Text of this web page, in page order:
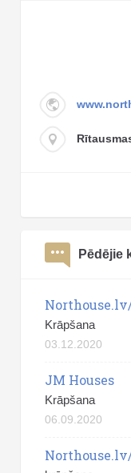
Pēdējie
Krāpšana
03.12.2020
JM Houses
Krāpšana
06.09.2020